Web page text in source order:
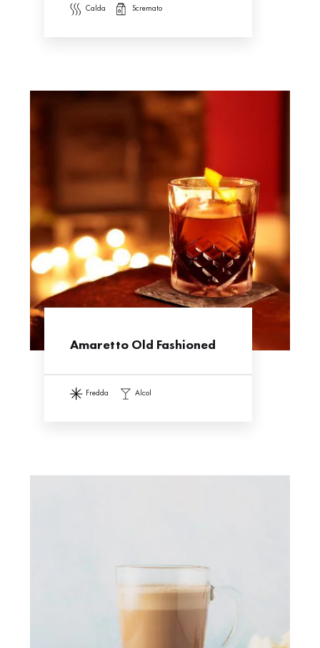
calda scremato
Amaretto Old Fashioned
fredda alcol